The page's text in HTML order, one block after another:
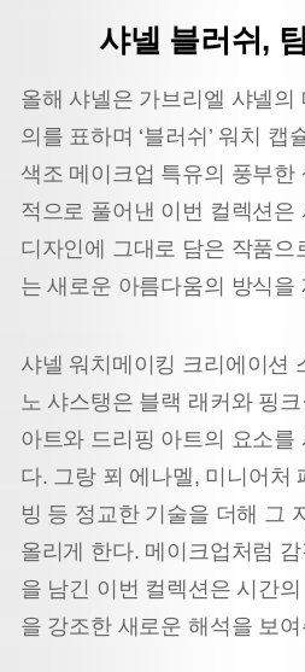
샤넬 블러쉬,
올해 샤넬은 가브리엘 샤넬의
의를 표하며 ‘블러쉬’ 워치 캡
색조 메이크업 특유의 풍부한
적으로 풀어낸 이번 컬렉션은
디자인에 그대로 담은 작품으
는 새로운 아름다움의 방식을
샤넬 워치메이킹 크리에이션
노 샤스탱은 블랙 래커와 핑
아트와 드리핑 아트의 요소를
다. 그랑 푀 에나멜, 미니어처
빙 등 정교한 기술을 더해 그
올리게 한다. 메이크업처럼
을 남긴 이번 컬렉션은 시간
을 강조한 새로운 해석을 보